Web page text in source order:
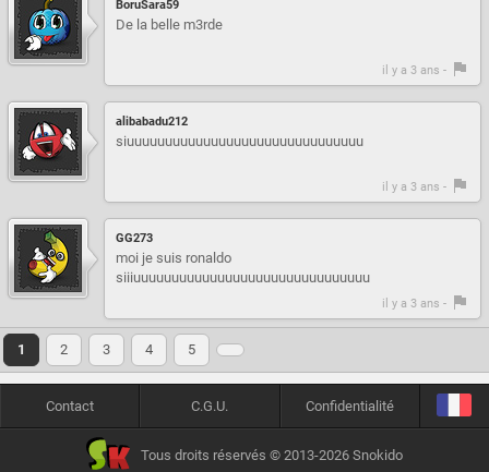
BoruSara59
De la belle m3rde
il y a 3 ans -
alibabadu212
siuuuuuuuuuuuuuuuuuuuuuuuuuuuuuuu
il y a 3 ans -
GG273
moi je suis ronaldo
siiiuuuuuuuuuuuuuuuuuuuuuuuuuuuuuuu
il y a 3 ans -
1 2 3 4 5
Contact C.G.U. Confidentialité
Tous droits réservés © 2013-2026 Snokido